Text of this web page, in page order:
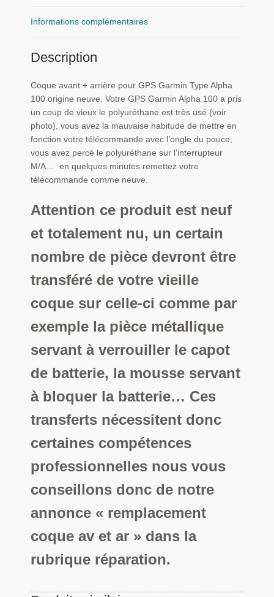
Garmin
100
Informations complémentaires
Description
Coque avant + arrière pour GPS Garmin Type Alpha
100 origine neuve. Votre GPS Garmin Alpha 100 a pris
un coup de vieux le polyuréthane est très usé (voir
photo), vous avez la mauvaise habitude de mettre en
fonction votre télécommande avec l’ongle du pouce,
vous avez percé le polyuréthane sur l’interrupteur
M/A… en quelques minutes remettez votre
télécommande comme neuve.
Attention ce produit est neuf
et totalement nu, un certain
nombre de pièce devront être
transféré de votre vieille
coque sur celle-ci comme par
exemple la pièce métallique
servant à verrouiller le capot
de batterie, la mousse servant
à bloquer la batterie… Ces
transferts nécessitent donc
certaines compétences
professionnelles nous vous
conseillons donc de notre
annonce « remplacement
coque av et ar » dans la
rubrique réparation.